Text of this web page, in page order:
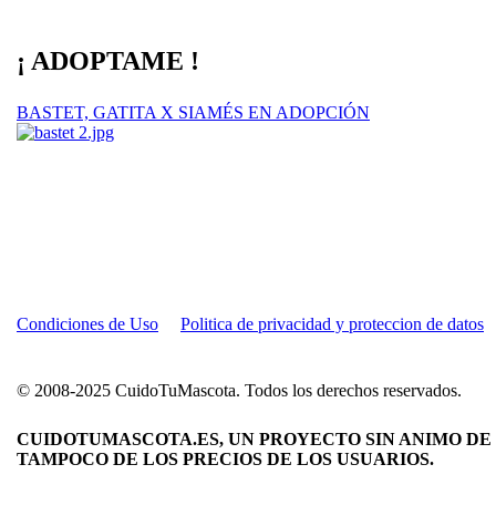
¡ ADOPTAME !
BASTET, GATITA X SIAMÉS EN ADOPCIÓN
Condiciones de Uso Politica de privacidad y proteccion de datos
© 2008-2025 CuidoTuMascota. Todos los derechos reservados.
CUIDOTUMASCOTA.ES, UN PROYECTO SIN ANIMO
TAMPOCO DE LOS PRECIOS DE LOS USUARIOS.